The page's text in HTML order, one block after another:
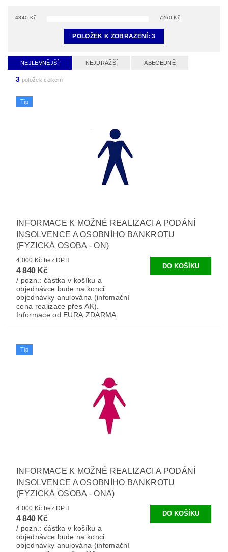
4840 Kč 7260 Kč
POLOŽEK K ZOBRAZENÍ:3
NEJLEVNĚJŠÍ NEJDRAŽŠÍ ABECEDNĚ
3 položek celkem
Tip
INFORMACE K MOŽNÉ REALIZACI A PODÁNÍ
INSOLVENCE A OSOBNÍHO BANKROTU
(FYZICKÁ OSOBA - ON)
4 000 Kč bez DPH
4 840 Kč
/ pozn.: částka v košíku a
objednávce bude na konci
objednávky anulována (infomační
cena realizace přes AK).
Informace od EURA ZDARMA
Tip
INFORMACE K MOŽNÉ REALIZACI A PODÁNÍ
INSOLVENCE A OSOBNÍHO BANKROTU
(FYZICKÁ OSOBA - ONA)
4 000 Kč bez DPH
4 840 Kč
/ pozn.: částka v košíku a
objednávce bude na konci
objednávky anulována (infomační